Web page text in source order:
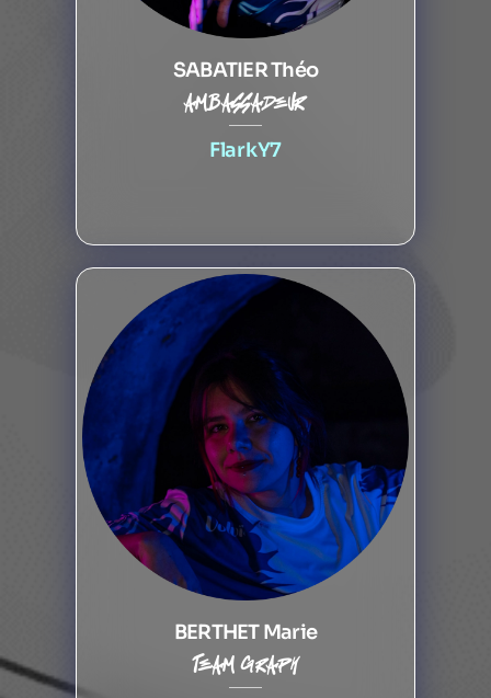
SABATIER Théo
ambassadeur
FlarkY7
BERTHET Marie
Team graph